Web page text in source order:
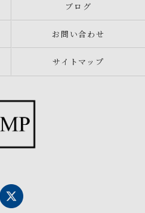
ブログ
お問い合わせ
サイトマップ